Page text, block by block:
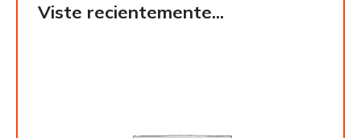
Viste recientemente...